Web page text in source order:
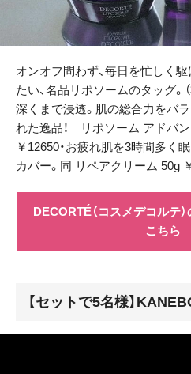
オンオフ問わず、毎日を忙しく
たい、名品リポソームのタッグ。
深くまで浸透。肌の総合力をバ
れた逸品！ リポソーム アドバ
￥12650・お疲れ肌を3時間多く
カバー。同 リペアクリーム 50g
DECORTÉ（コスメデコルテ
こちら
【セットで5名様】